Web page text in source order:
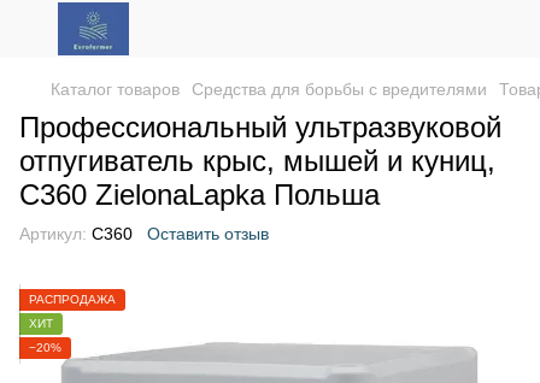
Каталог товаров Средства для борьбы с вредителями
Профессиональный ультразвуковой
отпугиватель крыс, мышей и куниц,
C360 ZielonaLapka Польша
Артикул: С360 Оставить отзыв
РАСПРОДАЖА
ХИТ
−20%